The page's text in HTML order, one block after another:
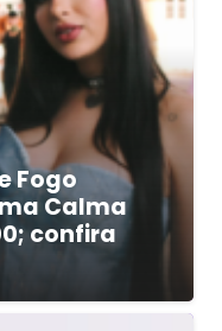
Fogo
Calma
confira